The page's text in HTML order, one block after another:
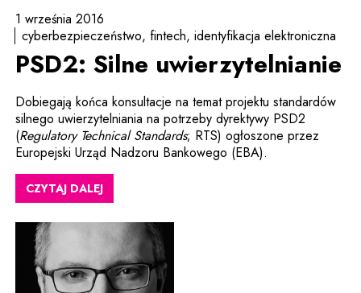
1 września 2016
cyberbezpieczeństwo fintech identyfikacja elektroniczna
PSD2: Silne uwierzytelnianie
Dobiegają końca konsultacje na temat projektu standardów
silnego uwierzytelniania na potrzeby dyrektywy PSD2
(Regulatory Technical Standards; RTS) ogłoszone przez
Europejski Urząd Nadzoru Bankowego (EBA).
CZYTAJ DALEJ